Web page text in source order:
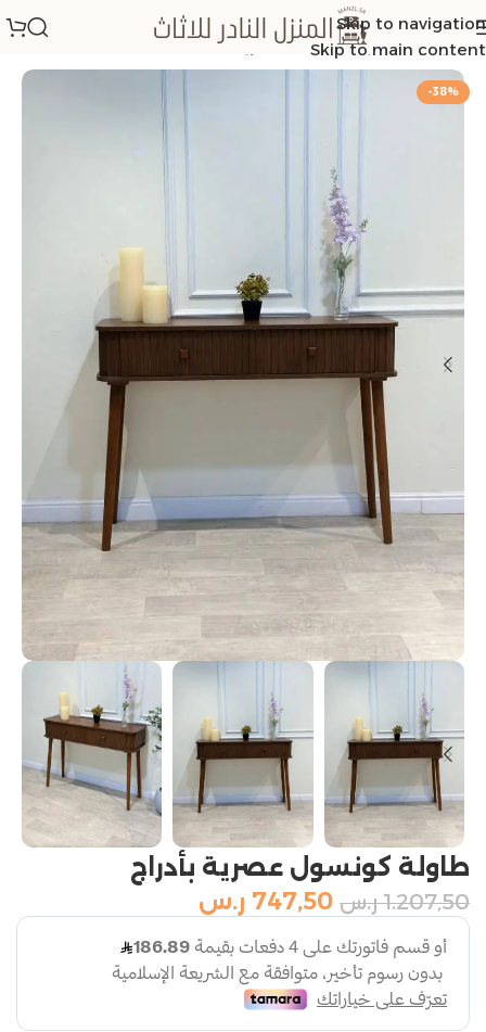
Skip to navigation
Skip to main content
الرئيسية/خشبيات كلاسك/تسريحات
-38%
طاولة كونسول عصرية بأدراج
1.207,50 ر.س 747,50 ر.س